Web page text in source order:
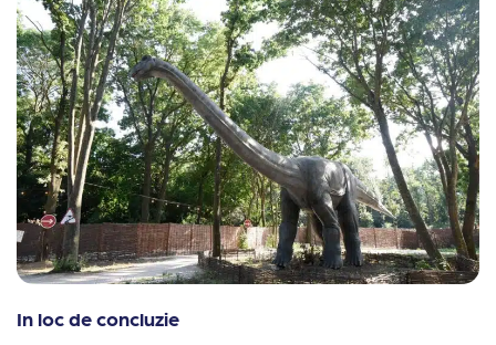
In loc de concluzie